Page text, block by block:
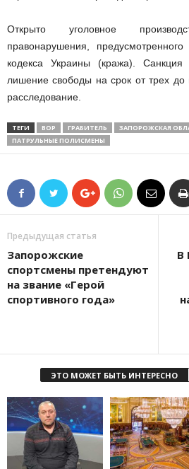
Открыто уголовное
правонарушения,
кодекса Украины (кража). Санкция
лишение свободы на срок от трех до
расследование.
ТЕГИ ВОР ГРАБИТЕЛЬ ЗАПОРОЖСКАЯ
ПАТРУЛЬНЫЕ ПОЛИСМЕНЫ
Предыдущая статья
Запорожские
спортсмены претендуют
на звание «Герой
спортивного года»
В
ЭТО МОЖЕТ БЫТЬ ИНТЕРЕСНО